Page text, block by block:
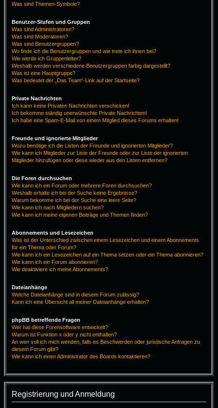
Was sind Themen-Symbole?
Benutzer-Stufen und Gruppen
Was sind Administratoren?
Was sind Moderatoren?
Was sind Benutzergruppen?
Wo finde ich die Benutzergruppen und wie trete ich ihnen bei?
Wie werde ich Gruppenleiter?
Weshalb werden verschiedene Benutzergruppen farbig dargestellt?
Was ist eine Hauptgruppe?
Was bedeutet der „Das Team“-Link auf der Startseite?
Private Nachrichten
Ich kann keine Privaten Nachrichten verschicken!
Ich bekomme ständig unerwünschte Private Nachrichten!
Ich habe eine Spam-E-Mail von einem Mitglied dieses Forums erhalten!
Freunde und ignorierte Mitglieder
Wozu benötige ich die Listen der Freunde und ignorierten Mitglieder?
Wie kann ich Mitglieder zur Liste der Freunde oder zur Liste der ignorierten
Mitglieder hinzufügen oder diese wieder aus den Listen entfernen?
Die Foren durchsuchen
Wie kann ich ein Forum oder mehrere Foren durchsuchen?
Weshalb erhalte ich bei der Suche keine Ergebnisse?
Warum bekomme ich bei der Suche eine leere Seite?
Wie kann ich nach Mitgliedern suchen?
Wie kann ich meine eigenen Beiträge und Themen finden?
Abonnements und Lesezeichen
Was ist der Unterschied zwischen einem Lesezeichen und einem Abonnements
für ein Thema oder Forum?
Wie kann ich ein Lesezeichen auf ein Thema setzen oder ein Thema abonnieren?
Wie kann ich ein Forum abonnieren?
Wie deaktiviere ich meine Abonnements?
Dateianhänge
Welche Dateianhänge sind in diesem Forum zulässig?
Kann ich eine Übersicht all meiner Dateianhänge erhalten?
phpBB betreffende Fragen
Wer hat diese Forensoftware entwickelt?
Warum ist Funktion x oder y nicht enthalten?
An wen soll ich mich wenden, falls es Beschwerden oder juristische Anfragen zu
diesem Forum gibt?
Wie kann ich einen Administrator des Boards kontaktieren?
Registrierung und Anmeldung